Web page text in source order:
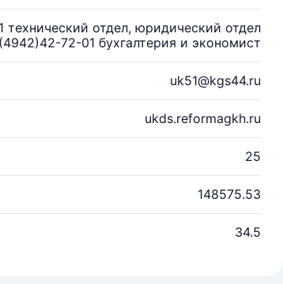
отдел, юридический отдел
72-01 бухгалтерия и экономист
uk51@kgs44.ru
ukds.reformagkh.ru
25
148575.53
34.5